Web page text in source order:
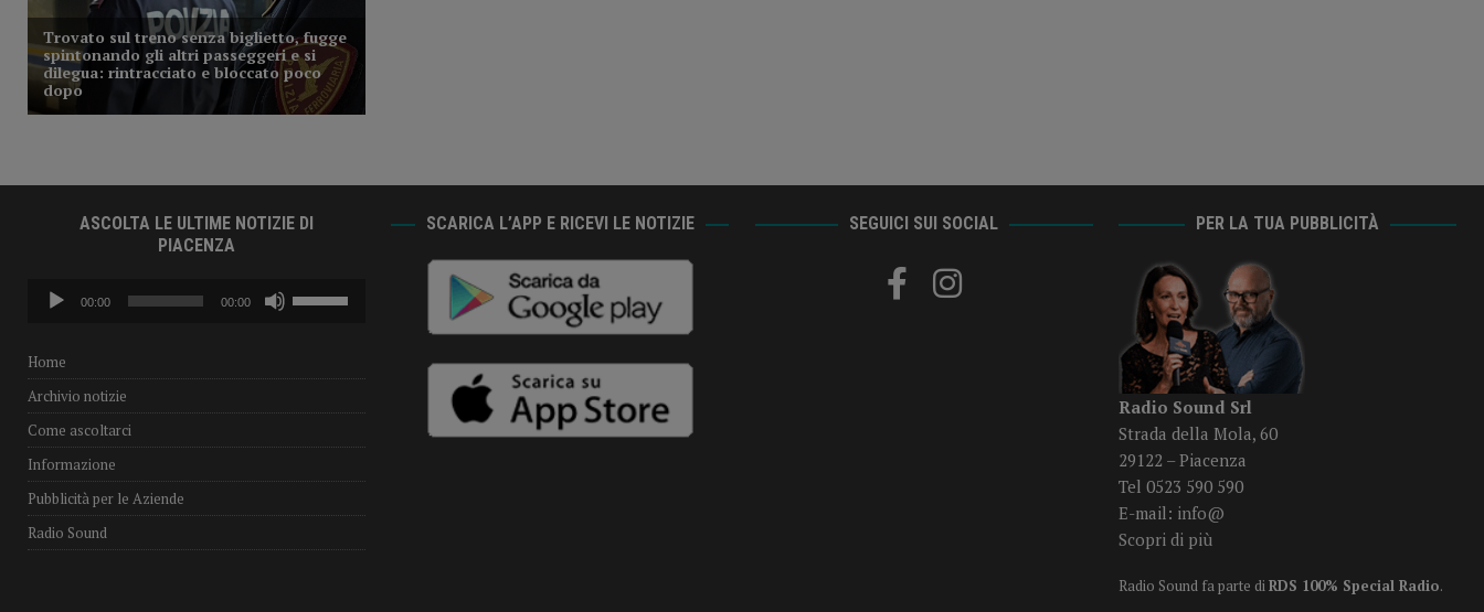
ASCOLTA LE ULTIME NOTIZIE DI
PIACENZA
Audio
Player
00:00 00:00
i
su/giù
o
il
Home
Archivio notizie
Come ascoltarci
Informazione
Pubblicità per le Aziende
Radio Sound
SCARICA L’APP E RICEVI LE NOTIZIE SEGUICI SUI SOCIAL PER LA TUA PUBBLICITÀ
Radio Sound Srl
Strada della Mola, 60
29122 – Piacenza
Tel 0523 590 590
E-mail: info@
Scopri di più
Radio Sound fa parte di RDS 100% Special Radio.